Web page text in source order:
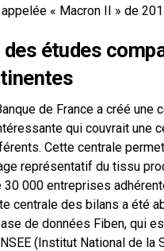
« Macron II » de
des études
de France a créé une
qui couvrait une
Cette centrale
représentatif du tissu
30 000 entreprises
centrale des bilans a été
de données Fiben, qui
(Institut National de la